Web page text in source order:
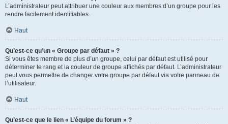
L’administrateur peut attribuer une couleur aux membres d’un groupe pour les
rendre facilement identifiables.
Haut
Qu’est-ce qu’un « Groupe par défaut » ?
Si vous êtes membre de plus d’un groupe, celui par défaut est utilisé pour
déterminer le rang et la couleur de groupe affichés par défaut. L’administrateur
peut vous permettre de changer votre groupe par défaut via votre panneau de
l’utilisateur.
Haut
Qu’est-ce que le lien « L’équipe du forum » ?